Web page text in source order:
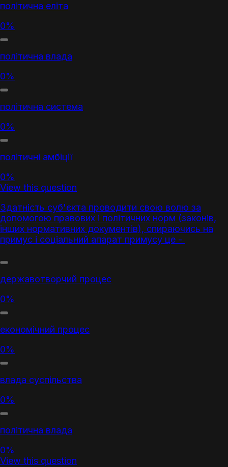
політична еліта
0%
політична влада
0%
політична система
0%
політичні амбіції
0%
View this question
Здатність суб'єкта проводити свою волю за
допомогою правових і політичних норм (законів,
інших нормативних документів), спираючись на
примус і соціальний апарат примусу це -
державотворчий процес
0%
економічний процес
0%
влада суспільства
0%
політична влада
0%
View this question